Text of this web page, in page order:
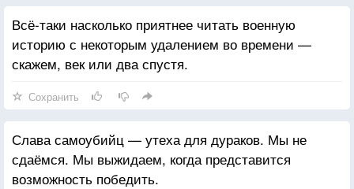
Всё-таки насколько приятнее читать военную
историю с некоторым удалением во времени —
скажем, век или два спустя.
Сохранить
Слава самоубийц — утеха для дураков. Мы не
сдаёмся. Мы выжидаем, когда представится
возможность победить.